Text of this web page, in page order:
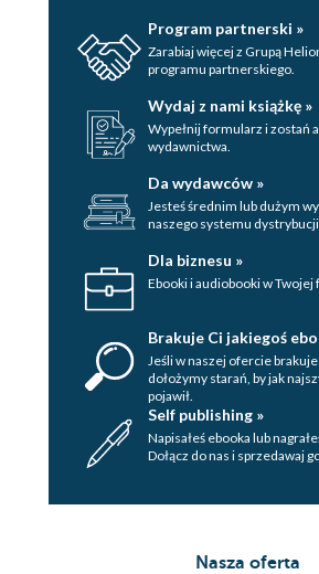
Program partnerski »
Zarabiaj więcej z Grupą
programu partnerskiego.
Wydaj z nami książkę »
Wypełnij formularz i zostań
wydawnictwa.
Da wydawców »
Jesteś średnim lub dużym
naszego systemu
Dla biznesu »
Ebooki i audiobooki w Twojej
Brakuje Ci jakiegoś
Jeśli w naszej ofercie
dołożymy starań, by jak
pojawił.
Self publishing »
Napisałeś ebooka lub
Dołącz do nas i sprzedawaj
Nasza oferta